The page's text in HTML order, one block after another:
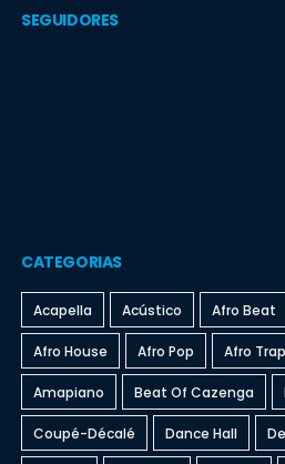
SEGUIDORES
CATEGORIAS
Acapella Acústico Afro Beat
Afro House Afro Pop Afro Trap
Amapiano Beat Of Cazenga
Coupé-Décalé Dance Hall